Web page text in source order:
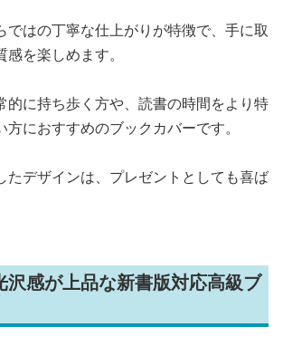
ではの丁寧な仕上がりが特徴で、手に取
を楽しめます。
的に持ち歩く方や、読書の時間をより特
方におすすめのブックカバーです。
たデザインは、プレゼントとしても喜ば
沢感が上品な新書版対応高級ブ